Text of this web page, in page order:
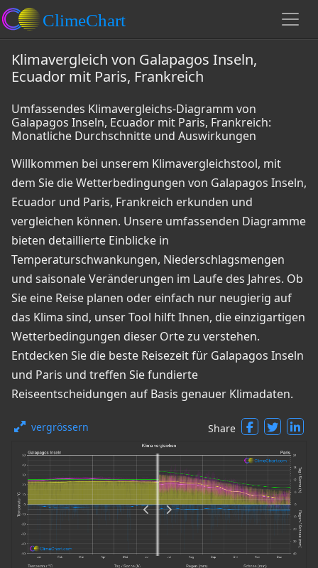
Klimavergleich von Galapagos Inseln,
Ecuador mit Paris, Frankreich
Umfassendes Klimavergleichs-Diagramm von
Galapagos Inseln, Ecuador mit Paris, Frankreich:
Monatliche Durchschnitte und Auswirkungen
Willkommen bei unserem Klimavergleichstool, mit
dem Sie die Wetterbedingungen von Galapagos Inseln,
Ecuador und Paris, Frankreich erkunden und
vergleichen können. Unsere umfassenden Diagramme
bieten detaillierte Einblicke in
Temperaturschwankungen, Niederschlagsmengen
und saisonale Veränderungen im Laufe des Jahres. Ob
Sie eine Reise planen oder einfach nur neugierig auf
das Klima sind, unser Tool hilft Ihnen, die einzigartigen
Wetterbedingungen dieser Orte zu verstehen.
Entdecken Sie die beste Reisezeit für Galapagos Inseln
und Paris und treffen Sie fundierte
Reiseentscheidungen auf Basis genauer Klimadaten.
vergrössern Share